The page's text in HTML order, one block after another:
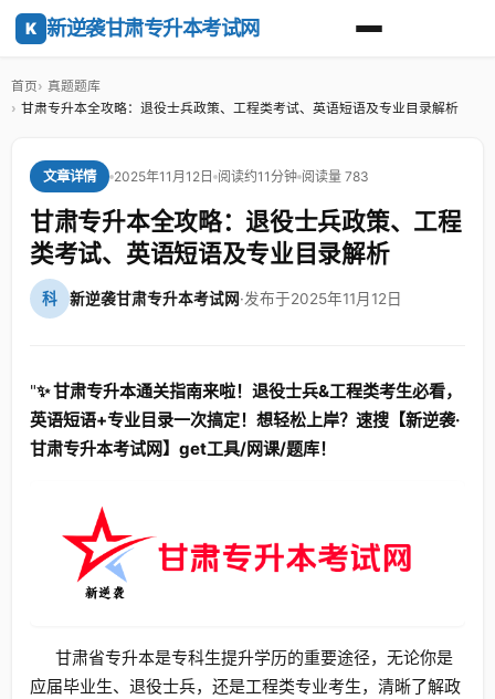
K 新逆袭甘肃专升本考试网
首页
真题题库
甘肃专升本全攻略：退役士兵政策、工程类考试、英语短语及专业目录解析
文章详情 2025年11月12日 阅读约11分钟 阅读量 783
甘肃专升本全攻略：退役士兵政策、工程
类考试、英语短语及专业目录解析
科 新逆袭甘肃专升本考试网·发布于2025年11月12日
"✨ 甘肃专升本通关指南来啦！退役士兵&工程类考生必看，
英语短语+专业目录一次搞定！想轻松上岸？速搜【新逆袭·
甘肃专升本考试网】get工具/网课/题库！
甘肃省专升本是专科生提升学历的重要途径，无论你是
应届毕业生、退役士兵，还是工程类专业考生，清晰了解政